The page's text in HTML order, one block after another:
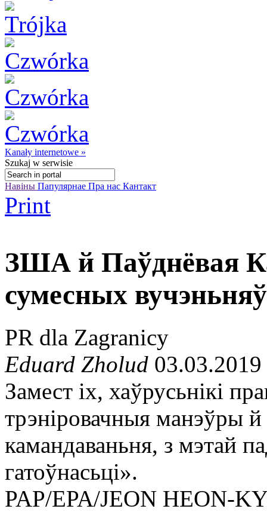
Kanały internetowe »
Szukaj w serwisie
Навіны Папулярнае Пра нас Кантакт
Print
ЗША й Паўднёвая
сумесных вучэньняў
PR dla Zagranicy
Eduard Zholud
Замест іх, хаўрусьнікі
трэніровачныя манэўры й
камандаваньня, з мэтай
гатоўнасьці».
PAP/EPA/JEON HEON-